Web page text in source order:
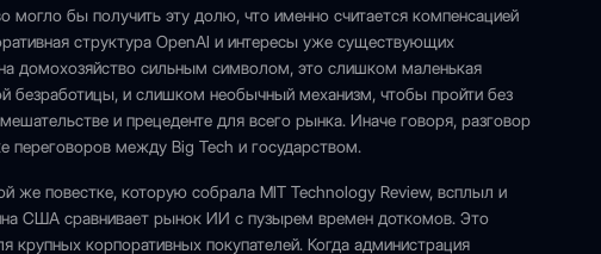
могло бы получить эту долю, что именно считается компенсацией
структура OpenAI и интересы уже существующих
домохозяйство сильным символом, это слишком маленькая
безработицы, и слишком необычный механизм, чтобы пройти без
и прецеденте для всего рынка. Иначе говоря, разговор
переговоров между Big Tech и государством.
же повестке, которую собрала MIT Technology Review, всплыл и
США сравнивает рынок ИИ с пузырем времен доткомов. Это
крупных корпоративных покупателей. Когда администрация